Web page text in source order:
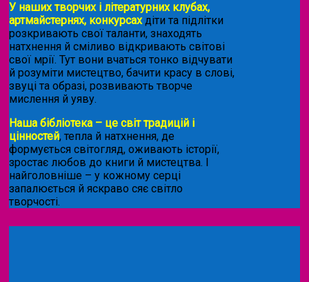
У наших творчих і літературних клубах,
артмайстернях, конкурсахдіти та підлітки
розкривають свої таланти, знаходять
натхнення й сміливо відкривають світові
свої мрії. Тут вони вчаться тонко відчувати
й розуміти мистецтво, бачити красу в слові,
звуці та образі, розвивають творче
мислення й уяву.
Наша бібліотека – це світ традицій і
цінностей, тепла й натхнення, де
формується світогляд, оживають історії,
зростає любов до книги й мистецтва. І
найголовніше – у кожному серці
запалюється й яскраво сяє світло
творчості.